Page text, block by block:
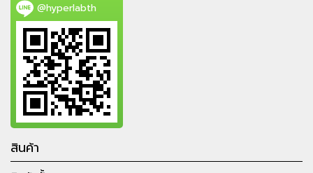
@hyperlabth
สินค้า